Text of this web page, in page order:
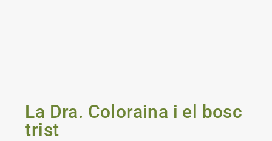
La Dra. Coloraina i el bosc
trist